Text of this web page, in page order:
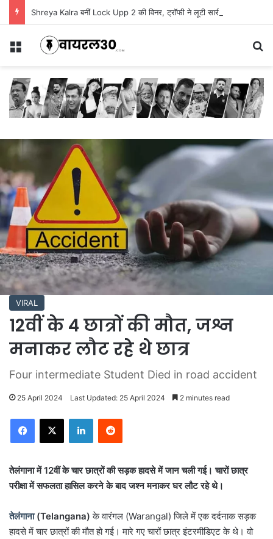
Shreya Kalra बनीं Lock Upp 2 की विनर, ट्रॉफी ने लूटी सारी महफिल
Menu
VIRAL
12वीं के 4 छात्रों की मौत, जश्न
मनाकर लौट रहे थे छात्र
Four intermediate Student Died in road accident
25 April 2024 Last Updated: 25 April 2024 2 minutes read
LinkedInReddit
तेलंगाना में 12वीं के चार छात्रों की सड़क हादसे में जान चली गई। चारों छात्र
परीक्षा में सफलता हासिल करने के बाद जश्न मनाकर घर लौट रहे थे।
तेलंगाना(Telangana) के वारंगल (Warangal) जिले में एक दर्दनाक सड़क
हादसे में चार छात्रों की मौत हो गई। मारे गए चारों छात्र इंटरमीडिएट के थे। वो